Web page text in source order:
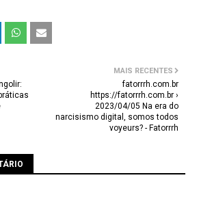
MAIS RECENTES
fatorrrh.com.br
https://fatorrrh.com.br ›
2023/04/05 Na era do
narcisismo digital, somos todos
voyeurs? - Fatorrrh